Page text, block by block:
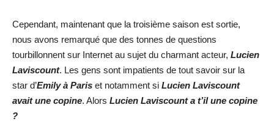
Cependant, maintenant que la troisième saison est sortie,
nous avons remarqué que des tonnes de questions
tourbillonnent sur Internet au sujet du charmant acteur, Lucien
Laviscount. Les gens sont impatients de tout savoir sur la
star d’Emily à Paris et notamment si Lucien Laviscount
avait une copine. Alors Lucien Laviscounta t’il une copine
?